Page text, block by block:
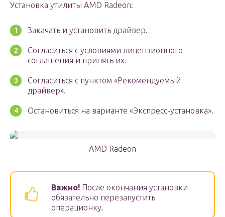
Установка утилиты AMD Radeon:
Закачать и установить драйвер.
Согласиться с условиями лицензионного
соглашения и принять их.
Согласиться с пунктом «Рекомендуемый
драйвер».
Остановиться на варианте «Экспресс-установка».
AMD Radeon
Важно! После окончания установки
обязательно перезапустить
операционку.